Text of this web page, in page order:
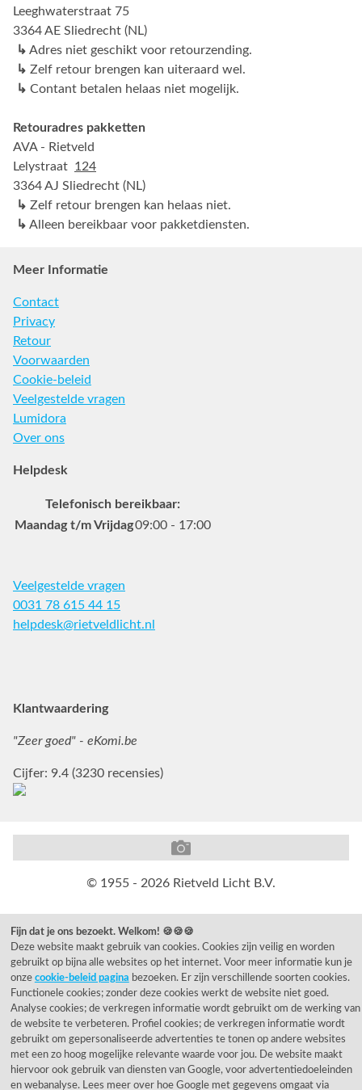
Leeghwaterstraat 75
3364 AE Sliedrecht (NL)
↳ Adres niet geschikt voor retourzending.
↳ Zelf retour brengen kan uiteraard wel.
↳ Contant betalen helaas niet mogelijk.
Retouradres pakketten
AVA - Rietveld
Lelystraat 124
3364 AJ Sliedrecht (NL)
↳ Zelf retour brengen kan helaas niet.
↳ Alleen bereikbaar voor pakketdiensten.
Meer Informatie
Contact
Privacy
Retour
Voorwaarden
Cookie-beleid
Veelgestelde vragen
Lumidora
Over ons
Helpdesk
Telefonisch bereikbaar:
Maandag t/m Vrijdag09:00 - 17:00
Veelgestelde vragen
0031 78 615 44 15
helpdesk@rietveldlicht.nl
Klantwaardering
"Zeer goed" - eKomi.be
Cijfer: 9.4 (3230 recensies)
© 1955 - 2026 Rietveld Licht B.V.
Fijn dat je ons bezoekt. Welkom! 🍪🍪🍪
Deze website maakt gebruik van cookies. Cookies zijn veilig en worden
gebruikt op bijna alle websites op het internet. Voor meer informatie kun je
onze cookie-beleid pagina bezoeken. Er zijn verschillende soorten cookies.
Functionele cookies; zonder deze cookies werkt de website niet goed.
Analyse cookies; de verkregen informatie wordt gebruikt om de werking van
de website te verbeteren. Profiel cookies; de verkregen informatie wordt
gebruikt om gepersonaliseerde advertenties te tonen op andere websites
met een zo hoog mogelijke relevante waarde voor jou. De website maakt
hiervoor ook gebruik van diensten van Google, voor advertentiedoeleinden
en webanalyse. Lees meer over hoe Google met gegevens omgaat via